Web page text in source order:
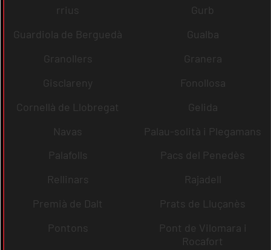
rrius
Gurb
Guardiola de Berguedà
Gualba
Granollers
Granera
Gisclareny
Fonollosa
Cornellà de Llobregat
Gelida
Navas
Palau-solità i Plegamans
Palafolls
Pacs del Penedès
Rellinars
Rajadell
Premià de Dalt
Prats de Lluçanès
Pontons
Pont de Vilomara i
Rocafort